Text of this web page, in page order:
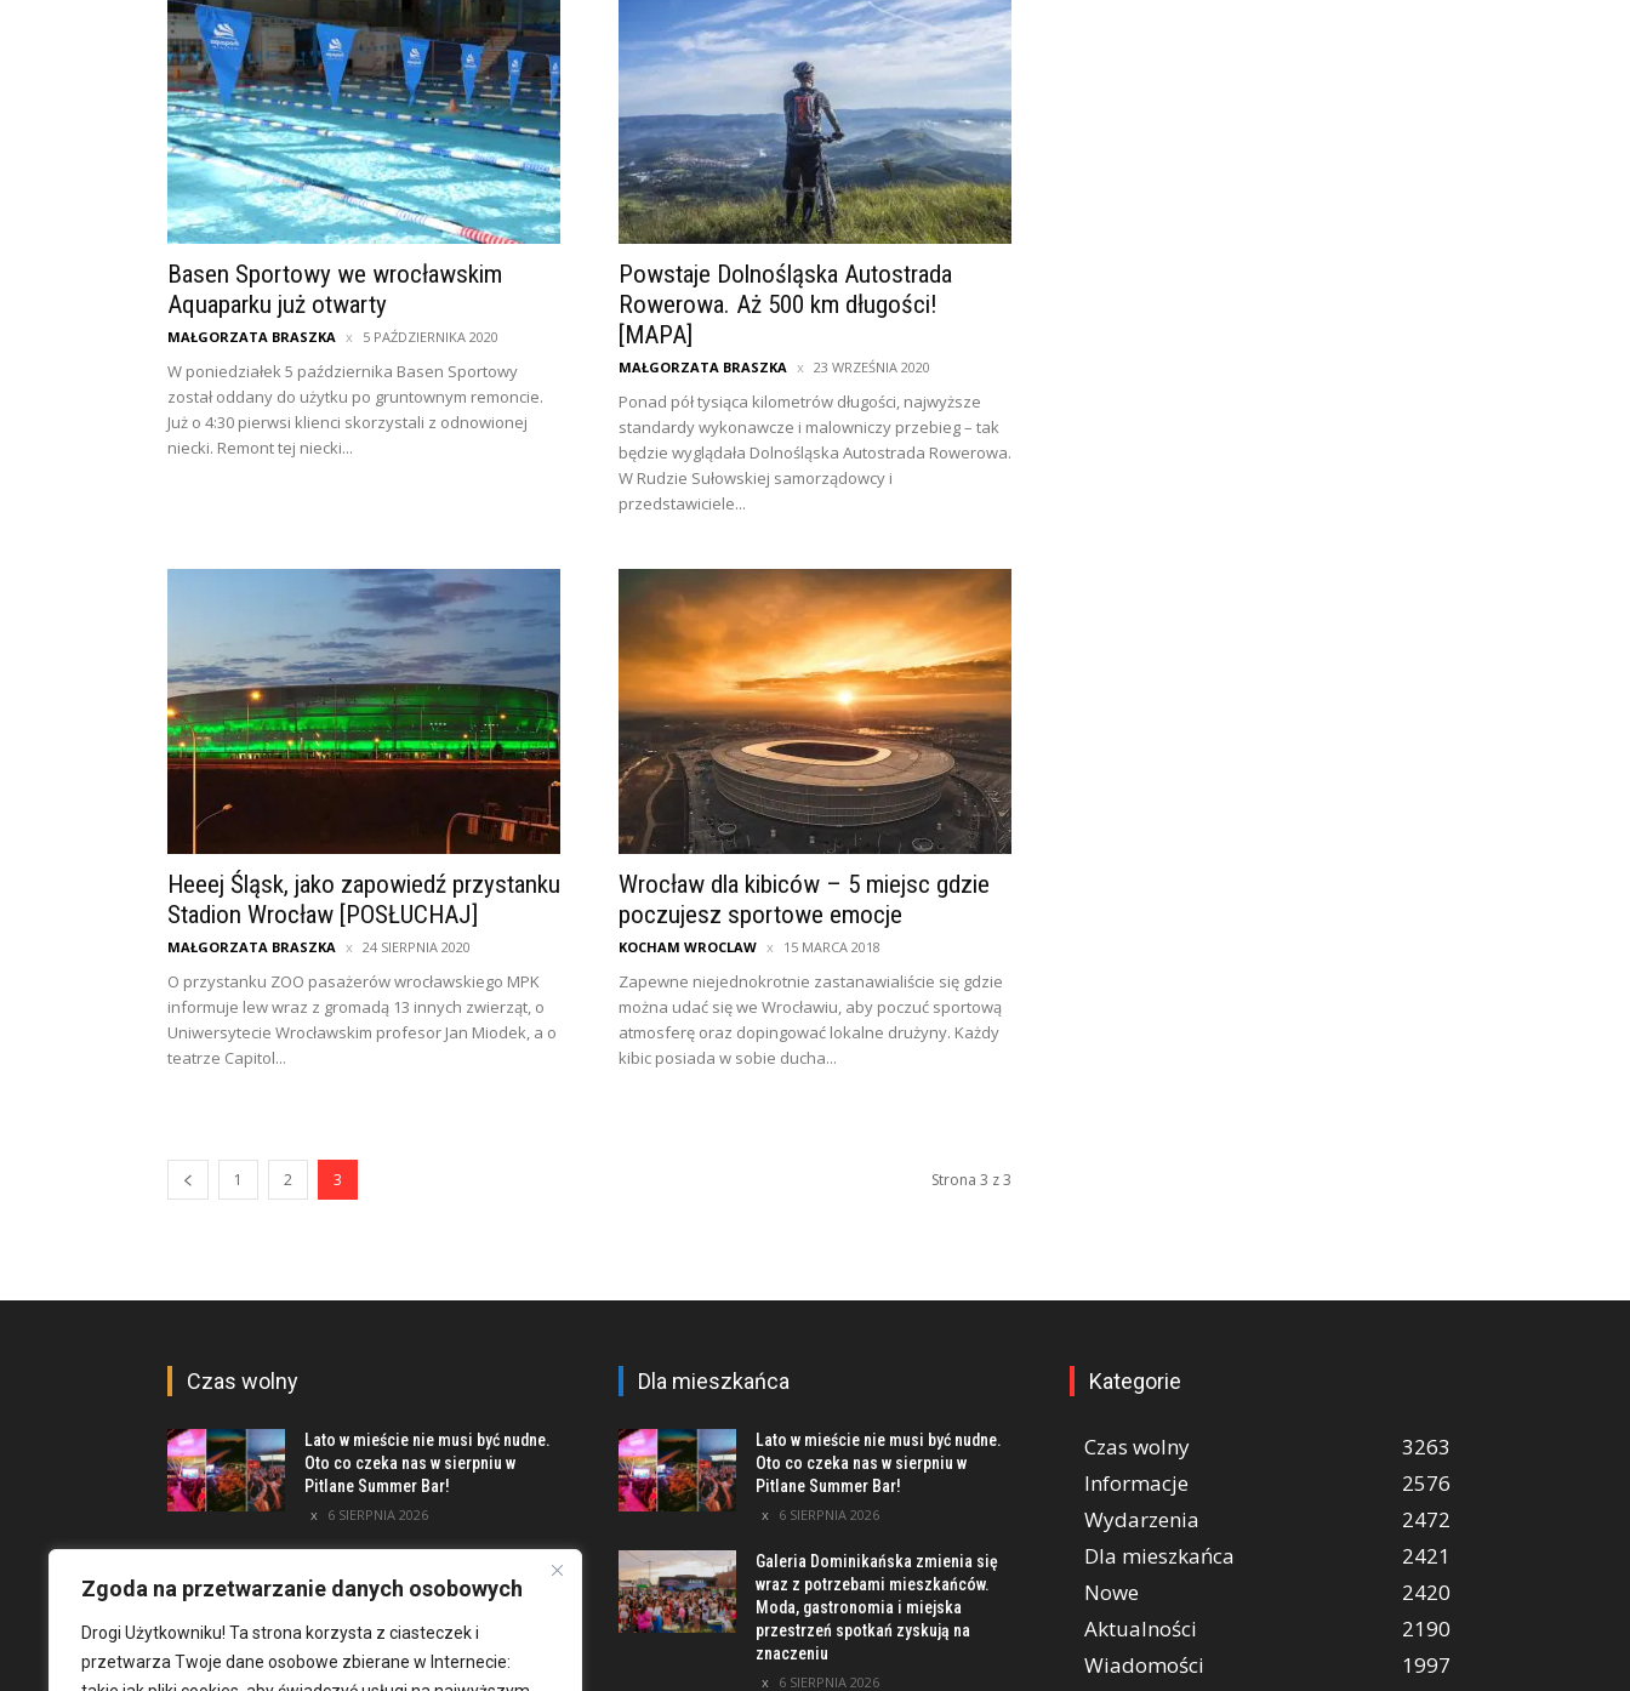
Zgoda na przetwarzanie danych osobowych
Drogi Użytkowniku! Ta strona korzysta z ciasteczek i
przetwarza Twoje dane osobowe zbierane w Internecie:
Basen Sportowy we wrocławskim
Aquaparku już otwarty
MAŁGORZATA BRASZKA 5 PAŹDZIERNIKA 2020
W poniedziałek 5 października Basen Sportowy
został oddany do użytku po gruntownym remoncie.
Już o 4:30 pierwsi klienci skorzystali z odnowionej
niecki. Remont tej niecki...
Powstaje Dolnośląska Autostrada
Rowerowa. Aż 500 km długości!
[MAPA]
MAŁGORZATA BRASZKA 23 WRZEŚNIA 2020
Ponad pół tysiąca kilometrów długości, najwyższe
standardy wykonawcze i malowniczy przebieg – tak
będzie wyglądała Dolnośląska Autostrada Rowerowa.
W Rudzie Sułowskiej samorządowcy i
przedstawiciele...
Heeej Śląsk, jako zapowiedź przystanku
Stadion Wrocław [POSŁUCHAJ]
MAŁGORZATA BRASZKA 24 SIERPNIA 2020
O przystanku ZOO pasażerów wrocławskiego MPK
informuje lew wraz z gromadą 13 innych zwierząt, o
Uniwersytecie Wrocławskim profesor Jan Miodek, a o
teatrze Capitol...
Wrocław dla kibiców – 5 miejsc gdzie
poczujesz sportowe emocje
KOCHAM WROCLAW 15 MARCA 2018
Zapewne niejednokrotnie zastanawialiście się gdzie
można udać się we Wrocławiu, aby poczuć sportową
atmosferę oraz dopingować lokalne drużyny. Każdy
kibic posiada w sobie ducha...
1 2 3 Strona 3 z 3
Czas wolny
Lato w mieście nie musi być nudne.
Oto co czeka nas w sierpniu w
Pitlane Summer Bar!
6 SIERPNIA 2026
Mieszkania i Lofty podczas eventu
w Marinie Kleczków
5 SIERPNIA 2026
Najciekawsze miejsca na obrzeżach
Dla mieszkańca
Lato w mieście nie musi być nudne.
Oto co czeka nas w sierpniu w
Pitlane Summer Bar!
6 SIERPNIA 2026
Galeria Dominikańska zmienia się
wraz z potrzebami mieszkańców.
Moda, gastronomia i miejska
przestrzeń spotkań zyskują na
znaczeniu
6 SIERPNIA 2026
Kategorie
Czas wolny
3263
Informacje
2576
Wydarzenia
2472
Dla mieszkańca
2421
Nowe
2420
Aktualności
2190
Wiadomości
1997